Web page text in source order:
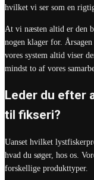
hvilket vi ser som en
At vi næsten altid er den
nogen klager for.
vores system altid viser
mindst to af vores
Leder du efter
til fikseri?
Uanset hvilket
hvad du søger, hos os.
forskellige produkttyper.